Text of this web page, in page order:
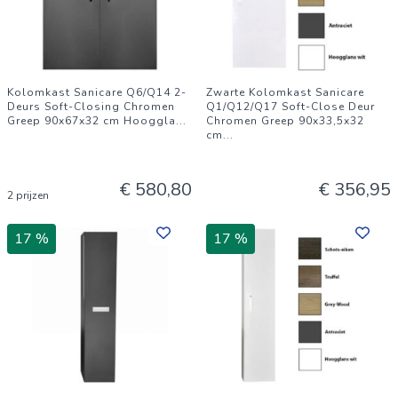
Kolomkast Sanicare Q6/Q14 2-
Deurs Soft-Closing Chromen
Greep 90x67x32 cm Hooggla...
2 prijzen € 580,80
Zwarte Kolomkast Sanicare
Q1/Q12/Q17 Soft-Close Deur
Chromen Greep 90x33,5x32
cm...
€ 356,95
17 % 17 %